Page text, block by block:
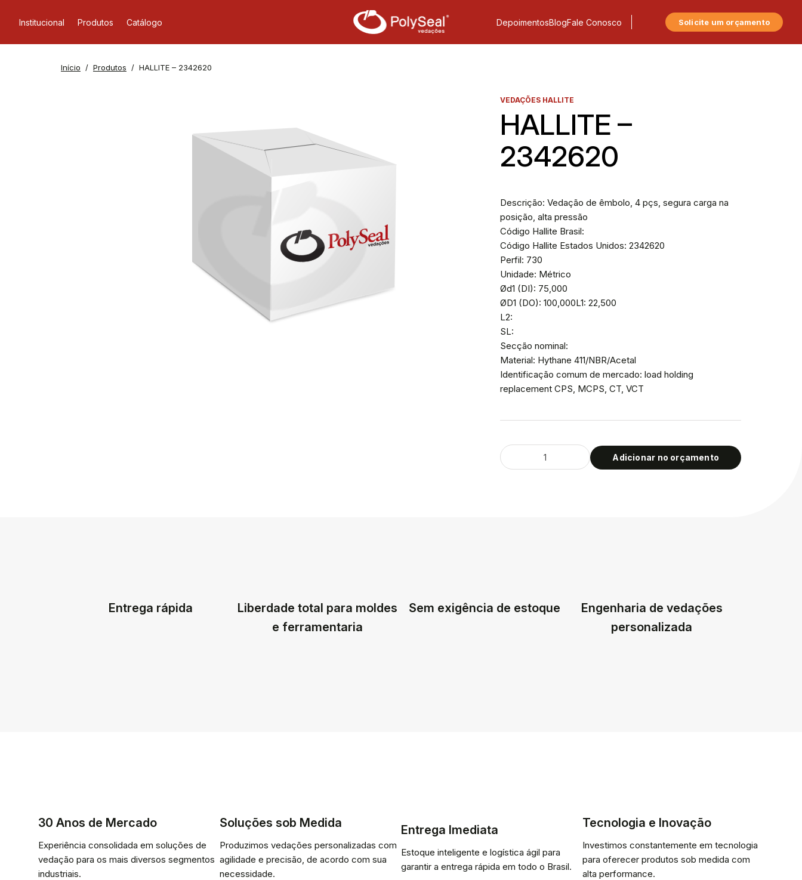
Institucional Produtos Catálogo DepoimentosBlogFale Conosco Solicite um orçamento
Início Produtos HALLITE – 2342620
VEDAÇÕES HALLITE
HALLITE –
2342620
Descrição: Vedação de êmbolo, 4 pçs, segura carga na
posição, alta pressão
Código Hallite Brasil:
Código Hallite Estados Unidos: 2342620
Perfil: 730
Unidade: Métrico
Ød1 (DI): 75,000
ØD1 (DO): 100,000L1: 22,500
L2:
SL:
Secção nominal:
Material: Hythane 411/NBR/Acetal
Identificação comum de mercado: load holding
replacement CPS, MCPS, CT, VCT
Adicionar no orçamento
Entrega rápida
Liberdade total para moldes
e ferramentaria
Sem exigência de estoque
Engenharia de vedações
personalizada
30 Anos de Mercado
Experiência consolidada em soluções de
vedação para os mais diversos segmentos
industriais.
Soluções sob Medida
Produzimos vedações personalizadas com
agilidade e precisão, de acordo com sua
necessidade.
Entrega Imediata
Estoque inteligente e logística ágil para
garantir a entrega rápida em todo o Brasil.
Tecnologia e Inovação
Investimos constantemente em tecnologia
para oferecer produtos sob medida com
alta performance.